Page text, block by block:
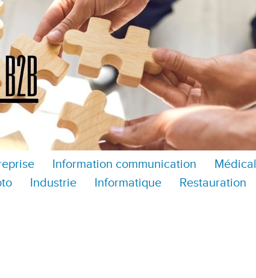
Information communication Médical
Industrie Informatique Restauration